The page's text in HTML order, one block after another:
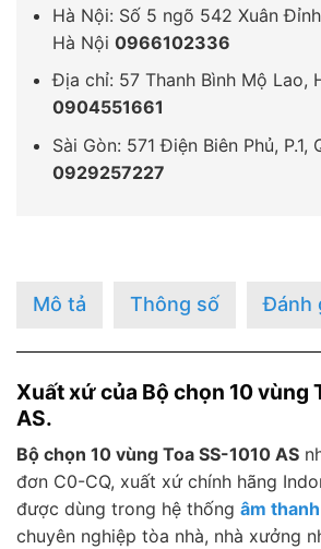
Hà Nội: Số 5 ngõ 542 Xuân
Hà Nội 0966102336
Địa chỉ: 57 Thanh Bình Mộ Lao,
0904551661
Sài Gòn: 571 Điện Biên Phủ, P.1,
0929257227
Mô tả Thông số Đánh
Xuất xứ của Bộ chọn 10 vùng
AS.
Bộ chọn 10 vùng Toa SS-1010 AS
đơn C0-CQ, xuất xứ chính hãng
được dùng trong hệ thống âm
chuyên nghiệp tòa nhà, nhà xưởng